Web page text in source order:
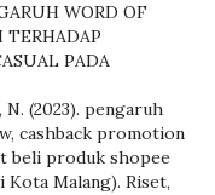
WORD OF
PADA
N. (2023). pengaruh
cashback promotion
beli produk shopee
Kota Malang). Riset,